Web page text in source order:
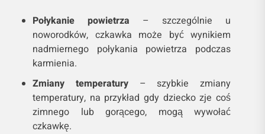
Połykanie powietrza – szczególnie u
noworodków, czkawka może być wynikiem
nadmiernego połykania powietrza podczas
karmienia.
Zmiany temperatury– szybkie zmiany
temperatury, na przykład gdy dziecko zje coś
zimnego lub gorącego, mogą wywołać
czkawkę.